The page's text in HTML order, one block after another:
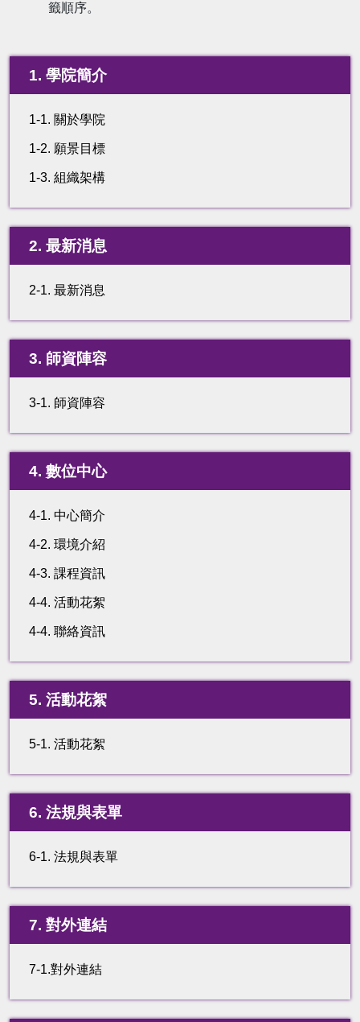
籤順序。
1. 學院簡介
1-1. 關於學院
1-2. 願景目標
1-3. 組織架構
2. 最新消息
2-1. 最新消息
3. 師資陣容
3-1. 師資陣容
4. 數位中心
4-1. 中心簡介
4-2. 環境介紹
4-3. 課程資訊
4-4. 活動花絮
4-4. 聯絡資訊
5. 活動花絮
5-1. 活動花絮
6. 法規與表單
6-1. 法規與表單
7. 對外連結
7-1.對外連結